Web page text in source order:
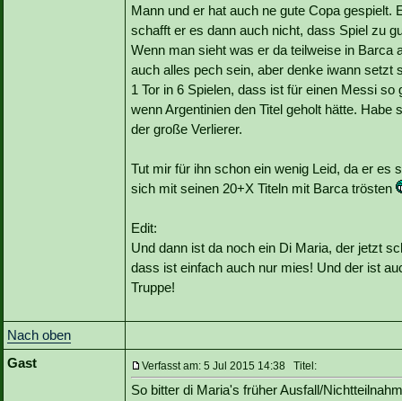
Mann und er hat auch ne gute Copa gespielt.
schafft er es dann auch nicht, dass Spiel zu
Wenn man sieht was er da teilweise in Barca
auch alles pech sein, aber denke iwann setzt
1 Tor in 6 Spielen, dass ist für einen Messi
wenn Argentinien den Titel geholt hätte.
der große Verlierer.
Tut mir für ihn schon ein wenig Leid, da er es
sich mit seinen 20+X Titeln mit Barca trösten
Edit:
Und dann ist da noch ein Di Maria, der jetzt
dass ist einfach auch nur mies! Und der ist
Truppe!
Nach oben
Gast
Verfasst am: 5 Jul 2015 14:38 Titel:
So bitter di Maria's früher Ausfall/